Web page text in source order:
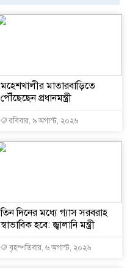
মহেশখালীর মাতারবাড়িতে
পৌঁছেছেন প্রধানমন্ত্রী
রবিবার, ৯ অগাস্ট, ২০২৬
তিন দিনের মধ্যে গ্যাস সরবরাহ
স্বাভাবিক হবে: জ্বালানি মন্ত্রী
বৃহস্পতিবার, ৬ অগাস্ট, ২০২৬